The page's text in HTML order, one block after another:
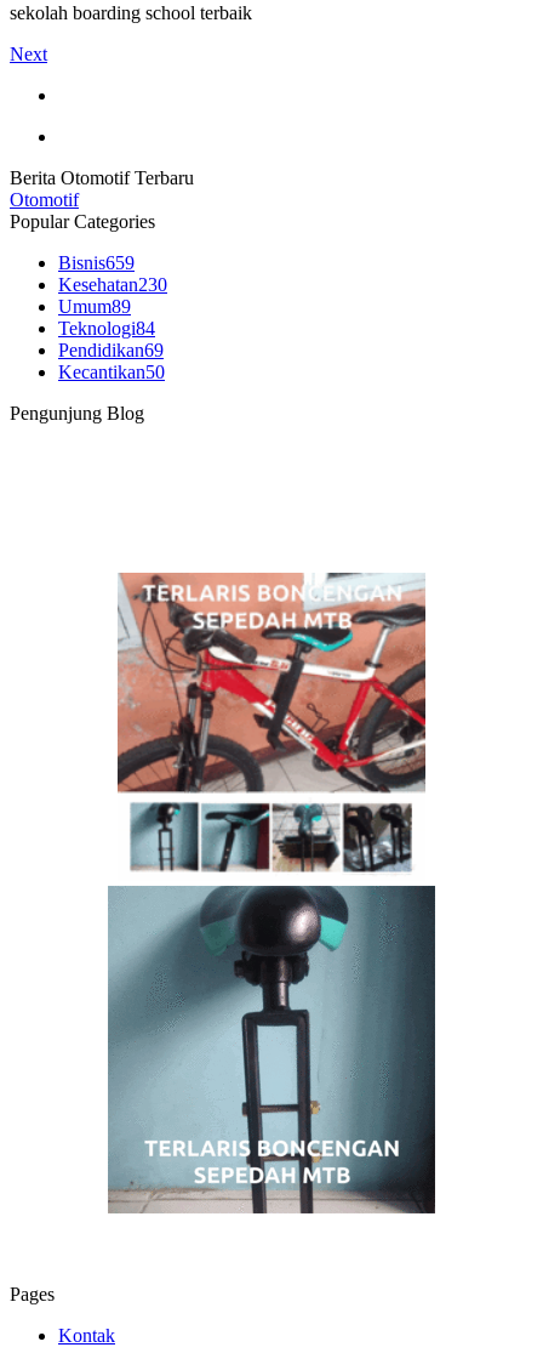
sekolah boarding school terbaik
Next
Berita Otomotif Terbaru
Otomotif
Popular Categories
Bisnis659
Kesehatan230
Umum89
Teknologi84
Pendidikan69
Kecantikan50
Pengunjung Blog
Pages
Kontak